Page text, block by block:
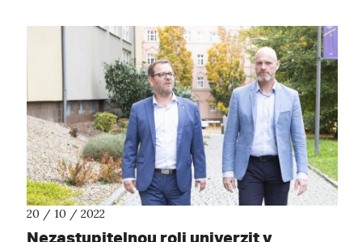
20 / 10 / 2022
Nezastupitelnou roli univerzit v